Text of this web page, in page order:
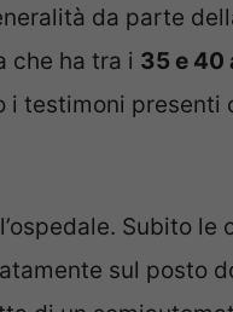
da parte
che ha tra i 35 e 40
testimoni presenti
Subito le
sul posto